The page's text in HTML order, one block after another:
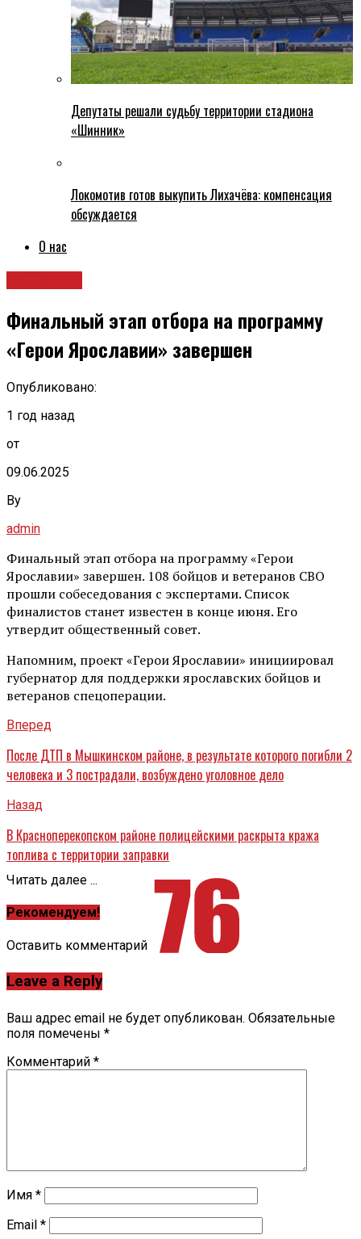
Депутаты решали судьбу территории стадиона
«Шинник»
Локомотив готов выкупить Лихачёва: компенсация
обсуждается
О нас
Финальный этап отбора на программу
«Герои Ярославии» завершен
Опубликовано:
1 год назад
от
09.06.2025
By
admin
Финальный этап отбора на программу «Герои
Ярославии» завершен. 108 бойцов и ветеранов СВО
прошли собеседования с экспертами. Список
финалистов станет известен в конце июня. Его
утвердит общественный совет.
Напомним, проект «Герои Ярославии» инициировал
губернатор для поддержки ярославских бойцов и
ветеранов спецоперации.
Вперед
После ДТП в Мышкинском районе, в результате которого погибли 2
человека и 3 пострадали, возбуждено уголовное дело
Назад
В Красноперекопском районе полицейскими раскрыта кража
топлива с территории заправки
Читать далее ...
Рекомендуем!
Оставить комментарий
Leave a Reply
Ваш адрес email не будет опубликован. Обязательные
поля помечены *
Комментарий *
Имя *
Email *